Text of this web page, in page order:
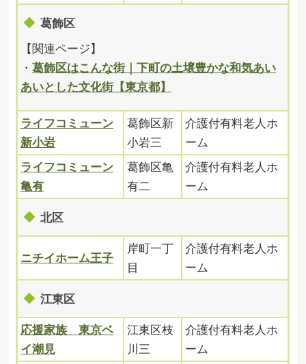
葛飾区
【関連ページ】
・ 葛飾区はこんな街｜下町の土壌豊かな和気あい
あいとした文化街【東京都】
ライフコミューン
新小岩
葛飾区新
小岩三
介護付有料老人ホ
ーム
ライフコミューン
亀有
葛飾区亀
有二
介護付有料老人ホ
ーム
北区
ニチイホーム王子
岸町一丁
目
介護付有料老人ホ
ーム
江東区
応援家族 東京ベ
イ潮見
江東区枝
川三
介護付有料老人ホ
ーム